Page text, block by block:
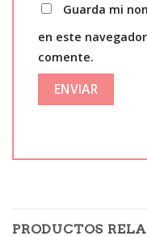
Guarda mi
en este
comente.
PRODUCTOS